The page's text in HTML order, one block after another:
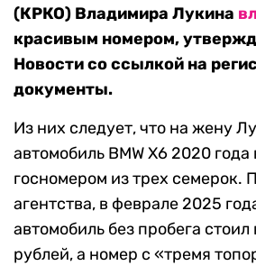
(КРКО) Владимира Лукина
красивым номером,
Новости со ссылкой на
документы.
Из них следует, что на жену
автомобиль BMW X6 2020
госномером из трех семерок.
агентства, в феврале 2025
автомобиль без пробега
рублей, а номер с «тремя